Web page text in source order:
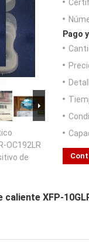
OC192LR
de
Pago
XFP-